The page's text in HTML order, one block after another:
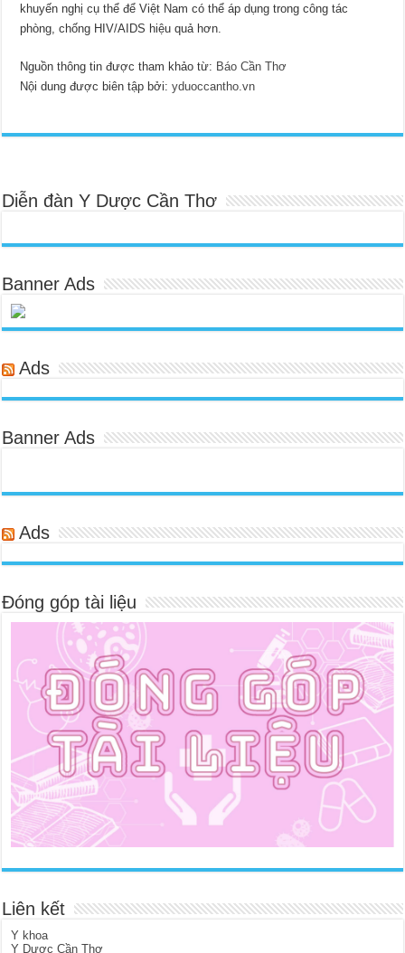
khuyến nghị cụ thể để Việt Nam có thể áp dụng trong công tác
phòng, chống HIV/AIDS hiệu quả hơn.
Nguồn thông tin được tham khảo từ: Báo Cần Thơ
Nội dung được biên tập bởi:yduoccantho.vn
Diễn đàn Y Dược Cần Thơ
Banner Ads
Ads
Banner Ads
Ads
Đóng góp tài liệu
Liên kết
Y khoa
Y Dược Cần Thơ